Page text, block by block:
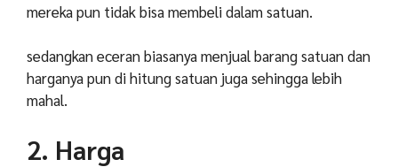
mereka pun tidak bisa membeli dalam satuan.
sedangkan eceran biasanya menjual barang satuan dan
harganya pun di hitung satuan juga sehingga lebih
mahal.
2. Harga